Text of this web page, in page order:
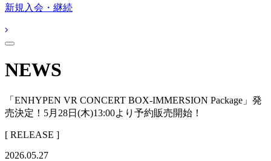
新規入会・継続
NEWS
「ENHYPEN VR CONCERT BOX-IMMERSION Package」発
売決定！5月28日(木)13:00より予約販売開始！
[ RELEASE ]
2026.05.27